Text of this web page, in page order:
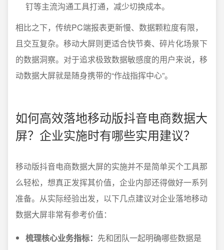
钉等主流沟通工具打通，减少切换成本。
相比之下，传统PC端报表更新慢、数据颗粒度有限，
且交互复杂。移动大屏则更适合快节奏、碎片化场景下
的数据洞察。对于追求极致数据敏感度的用户来说，移
动数据大屏就是随身携带的“作战指挥中心”。
如何高效落地移动版抖音电商数据大
屏？企业实施时有哪些实用建议？
移动版抖音电商数据大屏的实施并不是简单买个工具那
么轻松，想真正发挥其价值，企业内部还得做好一系列
准备。从实际经验出发，以下几点建议对企业落地移动
数据大屏非常有参考价值：
梳理核心业务指标： 先和团队一起明确哪些数据是